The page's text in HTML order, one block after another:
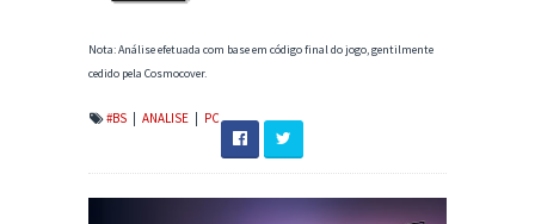
Nota: Análise efetuada com base em código final do jogo, gentilmente
cedido pela Cosmocover.
#BS | ANALISE | PC